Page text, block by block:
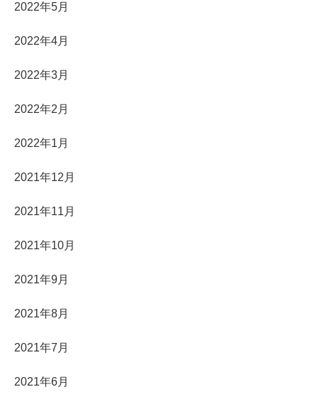
2022年5月
2022年4月
2022年3月
2022年2月
2022年1月
2021年12月
2021年11月
2021年10月
2021年9月
2021年8月
2021年7月
2021年6月